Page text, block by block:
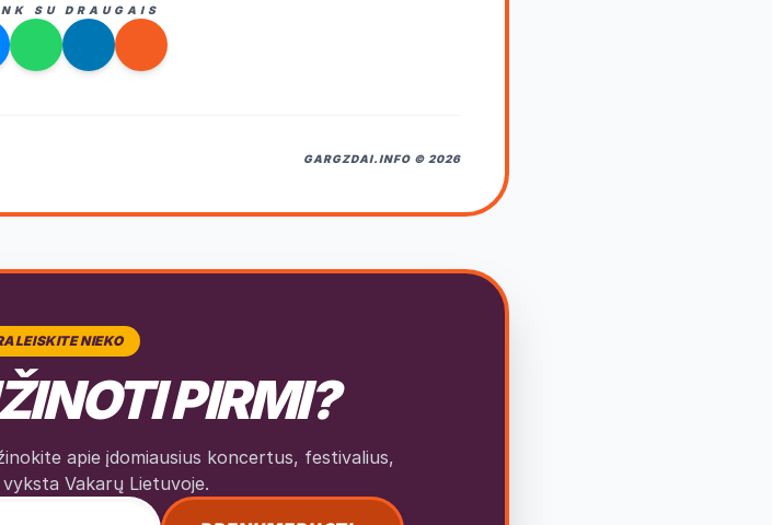
SU DRAUGAIS
GARGZDAI.INFO © 2026
NIEKO
PIRMI?
apie įdomiausius koncertus, festivalius,
Vakarų Lietuvoje.